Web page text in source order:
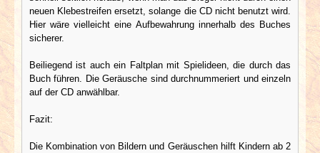
neuen Klebestreifen ersetzt, solange die CD nicht benutzt wird.
Hier wäre vielleicht eine Aufbewahrung innerhalb des Buches
sicherer.
Beiliegend ist auch ein Faltplan mit Spielideen, die durch das
Buch führen. Die Geräusche sind durchnummeriert und einzeln
auf der CD anwählbar.
Fazit:
Die Kombination von Bildern und Geräuschen hilft Kindern ab 2